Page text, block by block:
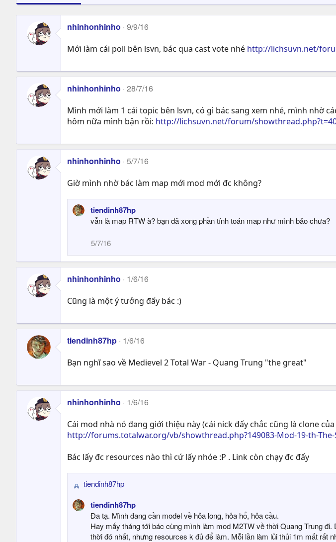
nhinhonhinho 9/9/16
Mới làm cái poll bên lsvn, bác qua cast vote nhé http://lichsuvn.net/
nhinhonhinho 28/7/16
Mình mới làm 1 cái topic bên lsvn, có gì bác sang xem nhé, mình nhờ
hôm nữa mình bận rồi: http://lichsuvn.net/forum/
nhinhonhinho 5/7/16
Giờ mình nhờ bác làm map mới mod mới đc không?
tiendinh87hp
vẫn là map RTW à? bạn đã xong phần tính toán map như mình bảo chưa?
5/7/16
nhinhonhinho 1/6/16
Cũng là một ý tưởng đấy bác :)
tiendinh87hp 1/6/16
Bạn nghĩ sao về Medievel 2 Total War - Quang Trung "the great"
nhinhonhinho 1/6/16
Cái mod nhà nó đang giới thiệu này (cái nick đấy chắc cũng là clone
http://forums.totalwar.org/vb/showthread.php?149083-Mod-19-th-
Bác lấy đc resources nào thì cứ lấy nhóe :P . Link còn chạy đc đấy
R
e
a
tiendinh87hp
tiendinh87hp
Đa tạ. Mình đang cần model về hỏa long, hỏa hổ, hỏa cầu.
Hay mấy tháng tới bác cùng mình làm mod M2TW về thời Quang Trung
thời đó nhất, nhưng resources k đủ để làm. Mỗi lần làm lủi thủi 1m mất rất